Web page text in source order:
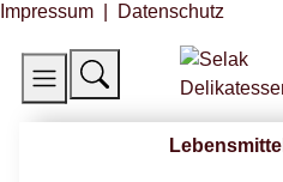
Impressum Datenschutz
Lebensmittel